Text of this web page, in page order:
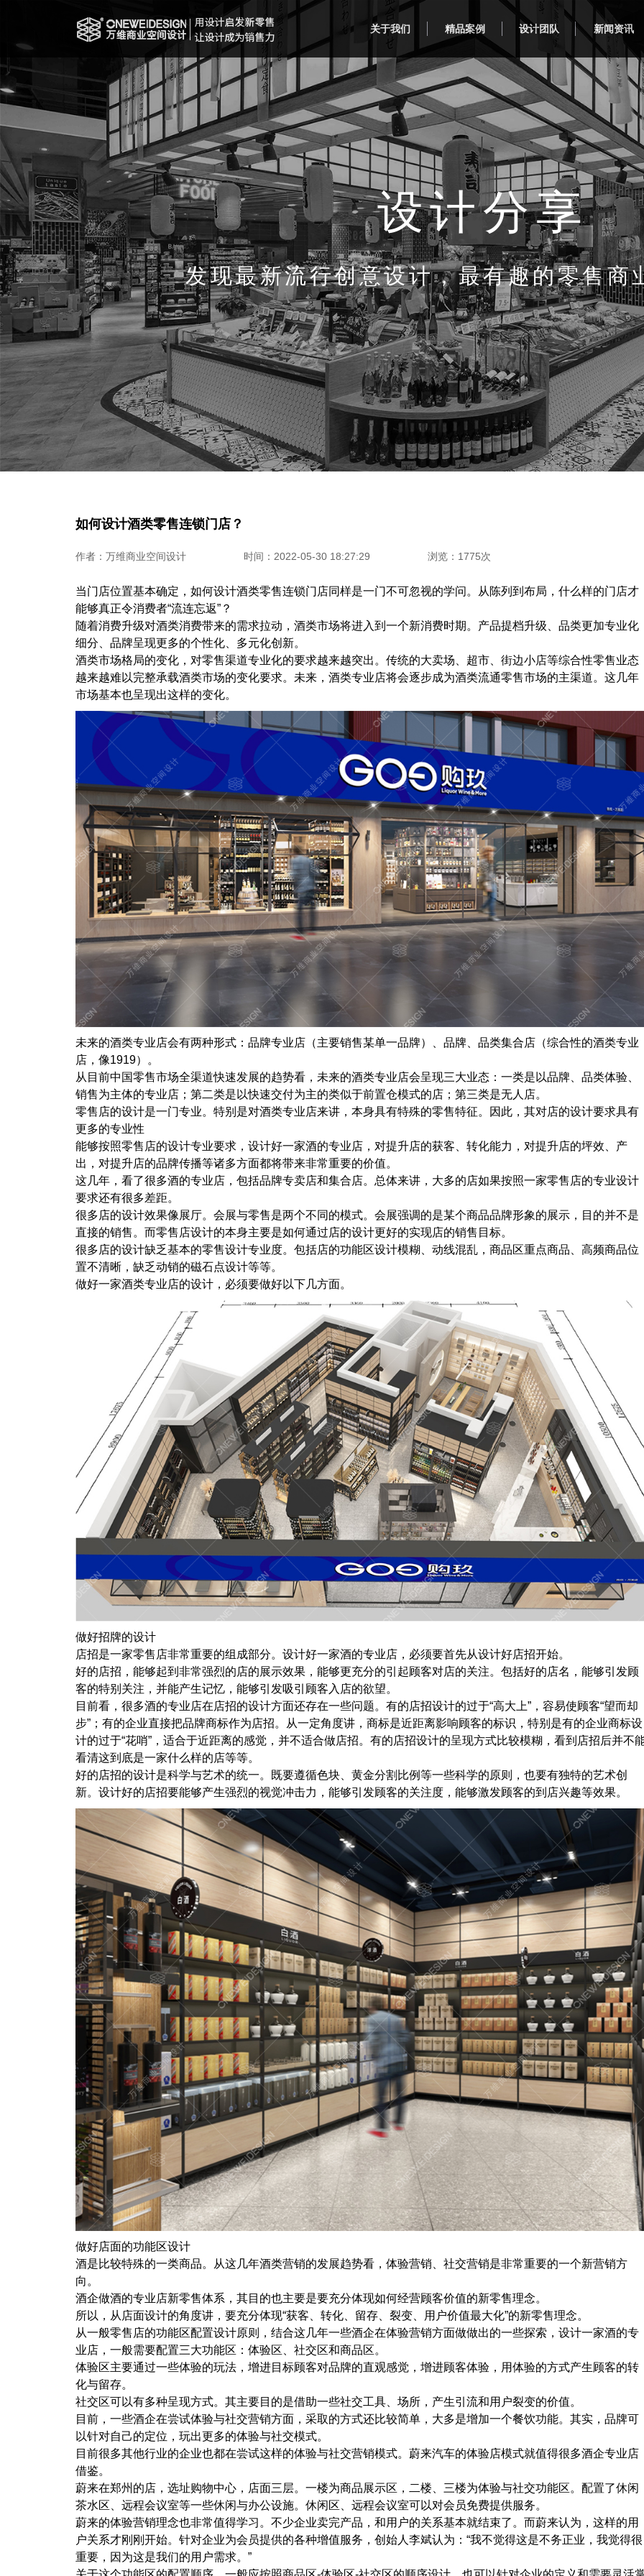
关于我们 精品案例 设计团队 新闻资讯
设计分享
发现最新流行创意设计，最有趣的零售商
如何设计酒类零售连锁门店？
作者：万维商业空间设计 时间：2022-05-30 18:27:29 浏览：1775次
当门店位置基本确定，如何设计酒类零售连锁门店同样是一门不可忽视的学问。从陈列到布局，什么样的门店才
能够真正令消费者“流连忘返”？
随着消费升级对酒类消费带来的需求拉动，酒类市场将进入到一个新消费时期。产品提档升级、品类更加专业化
细分、品牌呈现更多的个性化、多元化创新。
酒类市场格局的变化，对零售渠道专业化的要求越来越突出。传统的大卖场、超市、街边小店等综合性零售业态
越来越难以完整承载酒类市场的变化要求。未来，酒类专业店将会逐步成为酒类流通零售市场的主渠道。这几年
市场基本也呈现出这样的变化。
未来的酒类专业店会有两种形式：品牌专业店（主要销售某单一品牌）、品牌、品类集合店（综合性的酒类专业
店，像1919）。
从目前中国零售市场全渠道快速发展的趋势看，未来的酒类专业店会呈现三大业态：一类是以品牌、品类体验、
销售为主体的专业店；第二类是以快速交付为主的类似于前置仓模式的店；第三类是无人店。
零售店的设计是一门专业。特别是对酒类专业店来讲，本身具有特殊的零售特征。因此，其对店的设计要求具有
更多的专业性
能够按照零售店的设计专业要求，设计好一家酒的专业店，对提升店的获客、转化能力，对提升店的坪效、产
出，对提升店的品牌传播等诸多方面都将带来非常重要的价值。
这几年，看了很多酒的专业店，包括品牌专卖店和集合店。总体来讲，大多的店如果按照一家零售店的专业设计
要求还有很多差距。
很多店的设计效果像展厅。会展与零售是两个不同的模式。会展强调的是某个商品品牌形象的展示，目的并不是
直接的销售。而零售店设计的本身主要是如何通过店的设计更好的实现店的销售目标。
很多店的设计缺乏基本的零售设计专业度。包括店的功能区设计模糊、动线混乱，商品区重点商品、高频商品位
置不清晰，缺乏动销的磁石点设计等等。
做好一家酒类专业店的设计，必须要做好以下几方面。
做好招牌的设计
店招是一家零售店非常重要的组成部分。设计好一家酒的专业店，必须要首先从设计好店招开始。
好的店招，能够起到非常强烈的店的展示效果，能够更充分的引起顾客对店的关注。包括好的店名，能够引发顾
客的特别关注，并能产生记忆，能够引发吸引顾客入店的欲望。
目前看，很多酒的专业店在店招的设计方面还存在一些问题。有的店招设计的过于“高大上”，容易使顾客“望而却
步”；有的企业直接把品牌商标作为店招。从一定角度讲，商标是近距离影响顾客的标识，特别是有的企业商标设
计的过于“花哨”，适合于近距离的感觉，并不适合做店招。有的店招设计的呈现方式比较模糊，看到店招后并不
看清这到底是一家什么样的店等等。
好的店招的设计是科学与艺术的统一。既要遵循色块、黄金分割比例等一些科学的原则，也要有独特的艺术创
新。设计好的店招要能够产生强烈的视觉冲击力，能够引发顾客的关注度，能够激发顾客的到店兴趣等效果。
做好店面的功能区设计
酒是比较特殊的一类商品。从这几年酒类营销的发展趋势看，体验营销、社交营销是非常重要的一个新营销方
向。
酒企做酒的专业店新零售体系，其目的也主要是要充分体现如何经营顾客价值的新零售理念。
所以，从店面设计的角度讲，要充分体现“获客、转化、留存、裂变、用户价值最大化”的新零售理念。
从一般零售店的功能区配置设计原则，结合这几年一些酒企在体验营销方面做做出的一些探索，设计一家酒的专
业店，一般需要配置三大功能区：体验区、社交区和商品区。
体验区主要通过一些体验的玩法，增进目标顾客对品牌的直观感觉，增进顾客体验，用体验的方式产生顾客的转
化与留存。
社交区可以有多种呈现方式。其主要目的是借助一些社交工具、场所，产生引流和用户裂变的价值。
目前，一些酒企在尝试体验与社交营销方面，采取的方式还比较简单，大多是增加一个餐饮功能。其实，品牌可
以针对自己的定位，玩出更多的体验与社交模式。
目前很多其他行业的企业也都在尝试这样的体验与社交营销模式。蔚来汽车的体验店模式就值得很多酒企专业店
借鉴。
蔚来在郑州的店，选址购物中心，店面三层。一楼为商品展示区，二楼、三楼为体验与社交功能区。配置了休闲
茶水区、远程会议室等一些休闲与办公设施。休闲区、远程会议室可以对会员免费提供服务。
蔚来的体验营销理念也非常值得学习。不少企业卖完产品，和用户的关系基本就结束了。而蔚来认为，这样的用
户关系才刚刚开始。针对企业为会员提供的各种增值服务，创始人李斌认为：“我不觉得这是不务正业，我觉得很
重要，因为这是我们的用户需求。”